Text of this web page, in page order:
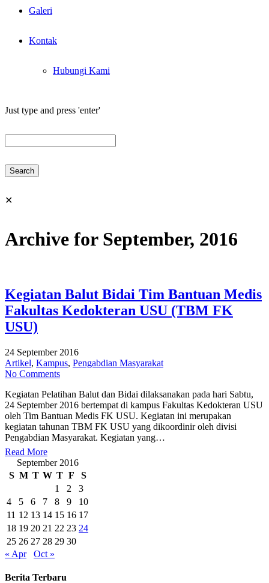
Galeri
Kontak
Hubungi Kami
Just type and press 'enter'
✕
Archive for September, 2016
Kegiatan Balut Bidai Tim Bantuan Medis
Fakultas Kedokteran USU (TBM FK
USU)
24 September 2016
Artikel, Kampus, Pengabdian Masyarakat
No Comments
Kegiatan Pelatihan Balut dan Bidai dilaksanakan pada hari Sabtu,
24 September 2016 bertempat di kampus Fakultas Kedokteran USU
oleh Tim Bantuan Medis FK USU. Kegiatan ini merupakan
kegiatan tahunan TBM FK USU yang dikoordinir oleh divisi
Pengabdian Masyarakat. Kegiatan yang…
Read More
September 2016
S M T W T F
S
1
2
3
4
5 6 7 8 9
10
11 12 13 14 15 16 17
18 19 20 21 22 23 24
25 26 27 28 29 30
« Apr
Oct »
Berita Terbaru